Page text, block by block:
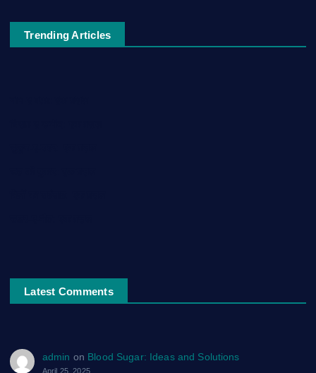
Trending Articles
Latest Comments
admin on Blood Sugar: Ideas and Solutions
April 25, 2025